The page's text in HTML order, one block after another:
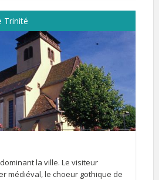
Trinité
la ville. Le visiteur
médiéval, le choeur gothique de